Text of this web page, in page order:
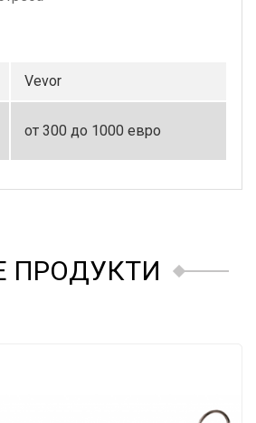
Vevor
от 300 до 1000 евро
ПРОДУКТИ